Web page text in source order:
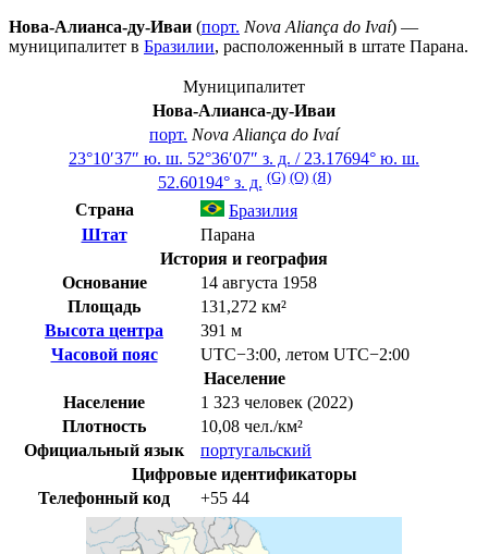
Нова-Алианса-ду-Иваи (порт. Nova Aliança do Ivaí) —
муниципалитет в Бразилии, расположенный в штате Парана.
Муниципалитет
Нова-Алианса-ду-Иваи
порт. Nova Aliança do Ivaí
23°10′37″ ю. ш. 52°36′07″ з. д. / 23.17694° ю. ш.
52.60194° з. д. (G) (O) (Я)
Страна
Бразилия
Штат
Парана
История и география
Основание
14 августа 1958
Площадь
131,272 км²
Высота центра
391 м
Часовой пояс
UTC−3:00, летом UTC−2:00
Население
Население
1 323 человек (2022)
Плотность
10,08 чел./км²
Официальный язык
португальский
Цифровые идентификаторы
Телефонный код
+55 44